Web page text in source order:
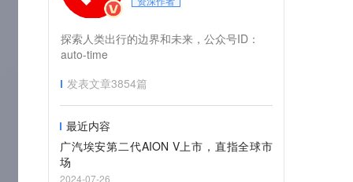
探索人类出行的边界和未来，公众号ID：
auto-time
发表文章3854篇
最近内容
广汽埃安第二代AION V上市，直指全球市
场
2024-07-26